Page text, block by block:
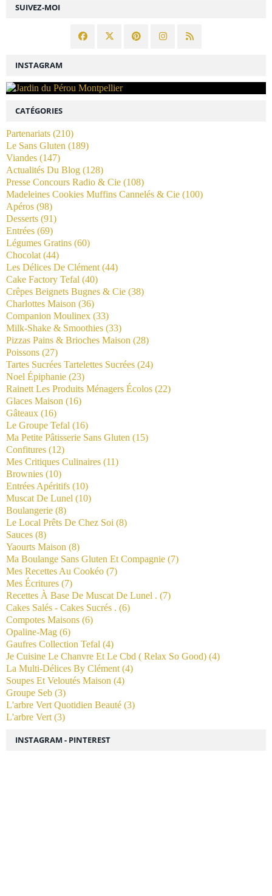
SUIVEZ-MOI
INSTAGRAM
CATÉGORIES
Partenariats (210)
Le Sans Gluten (189)
Viandes (147)
Actualités Du Blog (128)
Presse Concours Radio & Cie (108)
Madeleines Cookies Muffins Cannelés & Cie (100)
Apéros (98)
Desserts (91)
Entrées (69)
Légumes Gratins (60)
Chocolat (44)
Les Délices De Clément (44)
Cake Factory Tefal (40)
Crêpes Beignets Bugnes & Cie (38)
Charlottes Maison (36)
Companion Moulinex (33)
Milk-Shake & Smoothies (33)
Pizzas Pains & Brioches Maison (28)
Poissons (27)
Tartes Sucrées Tartelettes Sucrées (24)
Noel Épiphanie (23)
Rainett Les Produits Ménagers Écolos (22)
Glaces Maison (16)
Gâteaux (16)
Le Groupe Tefal (16)
Ma Petite Pâtisserie Sans Gluten (15)
Confitures (12)
Mes Critiques Culinaires (11)
Brownies (10)
Entrées Apéritifs (10)
Muscat De Lunel (10)
Boulangerie (8)
Le Local Prêts De Chez Soi (8)
Sauces (8)
Yaourts Maison (8)
Ma Boulange Sans Gluten Et Compagnie (7)
Mes Recettes Au Cookéo (7)
Mes Écritures (7)
Recettes À Base De Muscat De Lunel . (7)
Cakes Salés - Cakes Sucrés . (6)
Compotes Maisons (6)
Opaline-Mag (6)
Gaufres Collection Tefal (4)
Je Cuisine Le Chanvre Et Le Cbd ( Relax So Good) (4)
La Multi-Délices By Clément (4)
Soupes Et Veloutés Maison (4)
Groupe Seb (3)
L'arbre Vert Quotidien Beauté (3)
L'arbre Vert (3)
INSTAGRAM - PINTEREST